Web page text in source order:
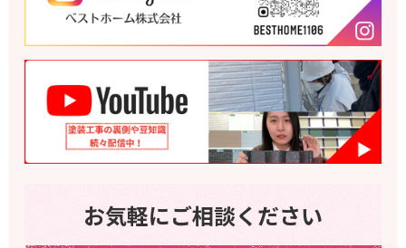
お気軽にご相談ください